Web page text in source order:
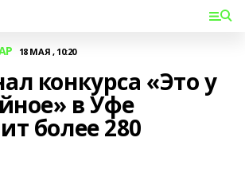
18 МАЯ , 10:20
конкурса «Это у
в Уфе
более 280